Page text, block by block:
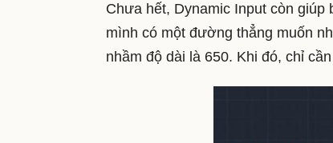
Chưa hết, Dynamic Input còn
mình có một đường thẳng muốn
nhầm độ dài là 650. Khi đó, chỉ